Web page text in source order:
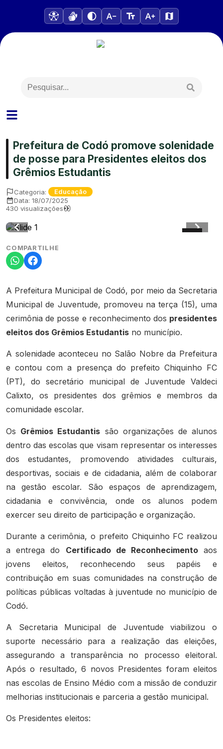
Prefeitura de Codó promove solenidade
de posse para Presidentes eleitos dos
Grêmios Estudantis
Categoria: Educação
Data: 18/07/2025
430 visualizações
COMPARTILHE
A Prefeitura Municipal de Codó, por meio da Secretaria
Municipal de Juventude, promoveu na terça (15), uma
cerimônia de posse e reconhecimento dos presidentes
eleitos dos Grêmios Estudantis no município.
A solenidade aconteceu no Salão Nobre da Prefeitura
e contou com a presença do prefeito Chiquinho FC
(PT), do secretário municipal de Juventude Valdeci
Calixto, os presidentes dos grêmios e membros da
comunidade escolar.
Os Grêmios Estudantis são organizações de alunos
dentro das escolas que visam representar os interesses
dos estudantes, promovendo atividades culturais,
desportivas, sociais e de cidadania, além de colaborar
na gestão escolar. São espaços de aprendizagem,
cidadania e convivência, onde os alunos podem
exercer seu direito de participação e organização.
Durante a cerimônia, o prefeito Chiquinho FC realizou
a entrega do Certificado de Reconhecimentoaos
jovens eleitos, reconhecendo seus papéis e
contribuição em suas comunidades na construção de
políticas públicas voltadas à juventude no município de
Codó.
A Secretaria Municipal de Juventude viabilizou o
suporte necessário para a realização das eleições,
assegurando a transparência no processo eleitoral.
Após o resultado, 6 novos Presidentes foram eleitos
nas escolas de Ensino Médio com a missão de conduzir
melhorias institucionais e parceria a gestão municipal.
Os Presidentes eleitos: